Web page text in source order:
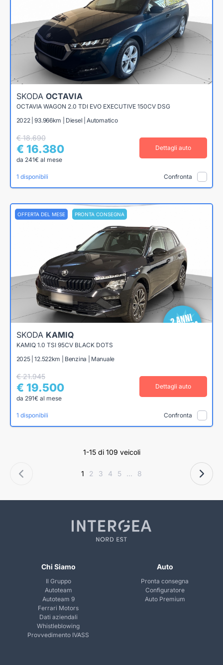
SKODA OCTAVIA
OCTAVIA WAGON 2.0 TDI EVO EXECUTIVE 150CV DSG
2022 | 93.966km | Diesel | Automatico
€ 18.690
€ 16.380
da 241€ al mese
Dettagli auto
1 disponibili Confronta
OFFERTA DEL MESE PRONTA CONSEGNA
SKODA KAMIQ
KAMIQ 1.0 TSI 95CV BLACK DOTS
2025 | 12.522km | Benzina | Manuale
€ 21.945
€ 19.500
da 291€ al mese
Dettagli auto
1 disponibili Confronta
1-15 di 109 veicoli
1 2 3 4 5 ... 8
Chi Siamo
Il Gruppo
Autoteam
Autoteam 9
Ferrari Motors
Dati aziendali
Whistleblowing
Provvedimento IVASS
Auto
Pronta consegna
Configuratore
Auto Premium